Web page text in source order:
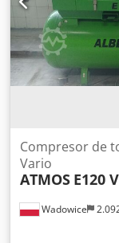
Wadowice
Compresor de
Vario
ATMOS E120